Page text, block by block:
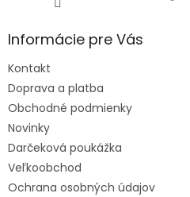
Informácie pre Vás
Kontakt
Doprava a platba
Obchodné podmienky
Novinky
Darčeková poukážka
Veľkoobchod
Ochrana osobných údajov